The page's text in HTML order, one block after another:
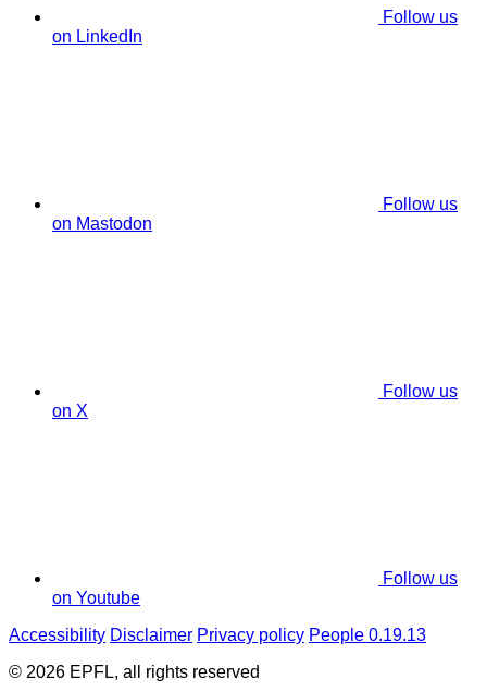
Follow us
on LinkedIn
Follow us
on Mastodon
Follow us
on X
Follow us
on Youtube
Accessibility Disclaimer Privacy policy People 0.19.13
© 2026 EPFL, all rights reserved